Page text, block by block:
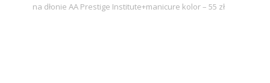
na dłonie AA Prestige Institute+manicure kolor – 55 zł